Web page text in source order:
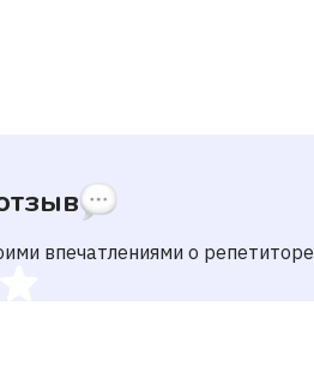
впечатлениями о репетиторе